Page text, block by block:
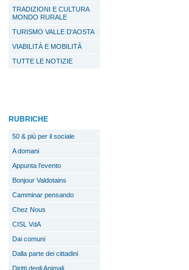
TRADIZIONI E CULTURA
MONDO RURALE
TURISMO VALLE D'AOSTA
VIABILITÀ E MOBILITÀ
TUTTE LE NOTIZIE
RUBRICHE
50 & più per il sociale
A domani
Appunta l'evento
Bonjour Valdotains
Camminar pensando
Chez Nous
CISL VdA
Dai comuni
Dalla parte dei cittadini
Diritti degli Animali